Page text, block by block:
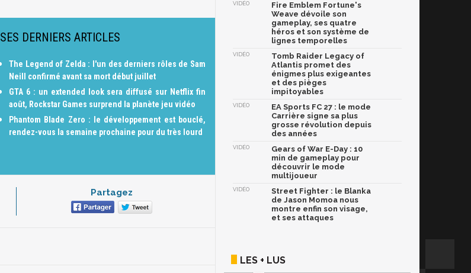
SES DERNIERS ARTICLES
The Legend of Zelda : l'un des derniers rôles de Sam
Neill confirmé avant sa mort début juillet
GTA 6 : un extended look sera diffusé sur Netflix fin
août, Rockstar Games surprend la planète jeu vidéo
Phantom Blade Zero : le développement est bouclé,
rendez-vous la semaine prochaine pour du très lourd
Partagez
VIDÉO
Fire Emblem Fortune's
Weave dévoile son
gameplay, ses quatre
héros et son système de
lignes temporelles
VIDÉO
Tomb Raider Legacy of
Atlantis promet des
énigmes plus exigeantes
et des pièges
impitoyables
VIDÉO
EA Sports FC 27 : le mode
Carrière signe sa plus
grosse révolution depuis
des années
VIDÉO
Gears of War E-Day : 10
min de gameplay pour
découvrir le mode
multijoueur
VIDÉO
Street Fighter : le Blanka
de Jason Momoa nous
montre enfin son visage,
et ses attaques
LES + LUS